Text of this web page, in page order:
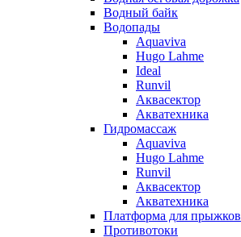
Водный байк
Водопады
Aquaviva
Hugo Lahme
Ideal
Runvil
Аквасектор
Акватехника
Гидромассаж
Aquaviva
Hugo Lahme
Runvil
Аквасектор
Акватехника
Платформа для прыжков
Противотоки